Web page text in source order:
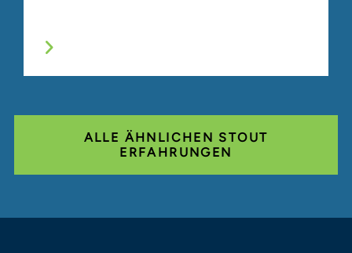
ALLE ÄHNLICHEN STOUT
ERFAHRUNGEN